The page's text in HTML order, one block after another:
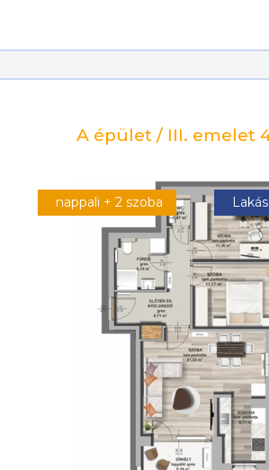
A épület / III. emelet
nappali + 2 szoba